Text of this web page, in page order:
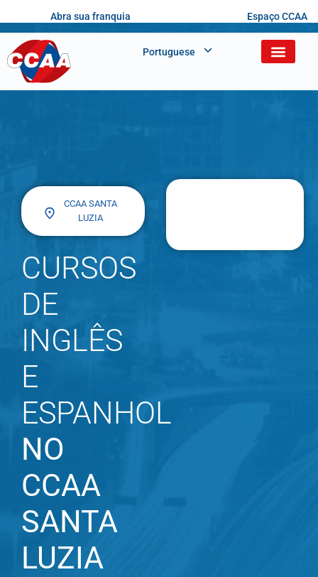
Abra sua franquia Espaço CCAA
Portuguese
CCAA SANTA
LUZIA
CURSOS
DE
INGLÊS
E
ESPANHOL
NO
CCAA
SANTA
LUZIA